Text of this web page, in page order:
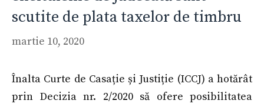
scutite de plata taxelor de timbru
martie 10, 2020
Înalta Curte de Casație și Justiție (ICCJ) a hotărât
prin Decizia nr. 2/2020 să ofere posibilitatea